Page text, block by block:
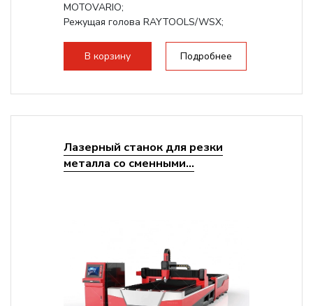
MOTOVARIO;
Режущая голова RAYTOOLS/WSX;
В корзину Подробнее
Лазерный станок для резки
металла со сменными...